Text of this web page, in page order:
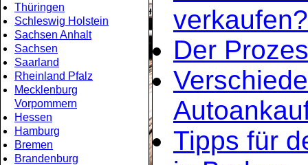
Thüringen
Schleswig Holstein
Sachsen Anhalt
Sachsen
Saarland
Rheinland Pfalz
Mecklenburg
Vorpommern
Hessen
Hamburg
Bremen
Brandenburg
verkaufen?
Der
Tipps für